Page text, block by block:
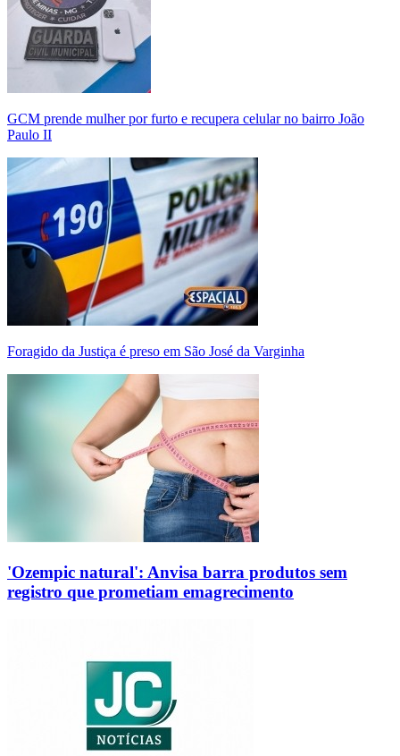
GCM prende mulher por furto e recupera celular no bairro João
Paulo II
Foragido da Justiça é preso em São José da Varginha
'Ozempic natural': Anvisa barra produtos sem
registro que prometiam emagrecimento